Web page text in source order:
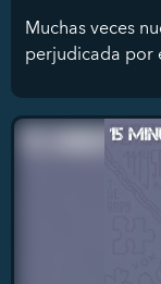
Muchas veces
perjudicada por